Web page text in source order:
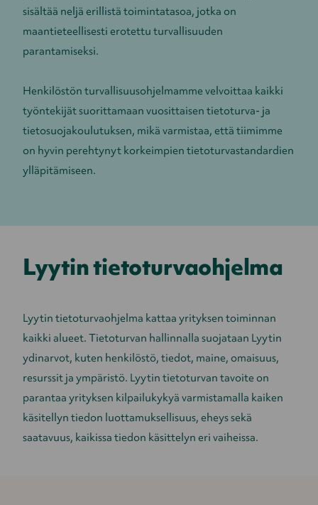
sisältää neljä erillistä toimintatasoa, jotka on
maantieteellisesti erotettu turvallisuuden
parantamiseksi.
Henkilöstön turvallisuusohjelmamme velvoittaa kaikki
työntekijät suorittamaan vuosittaisen tietoturva- ja
tietosuojakoulutuksen, mikä varmistaa, että tiimimme
on hyvin perehtynyt korkeimpien tietoturvastandardien
ylläpitämiseen.
Lyytin tietoturvaohjelma
Lyytin tietoturvaohjelma kattaa yrityksen toiminnan
kaikki alueet. Tietoturvan hallinnalla suojataan Lyytin
ydinarvot, kuten henkilöstö, tiedot, maine, omaisuus,
resurssit ja ympäristö. Lyytin tietoturvan tavoite on
parantaa yrityksen kilpailukykyä varmistamalla kaiken
käsitellyn tiedon luottamuksellisuus, eheys sekä
saatavuus, kaikissa tiedon käsittelyn eri vaiheissa.